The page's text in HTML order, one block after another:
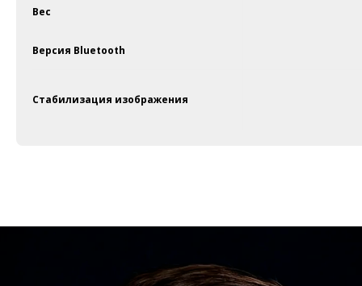
Вес
Версия Bluetooth
Стабилизация изображения